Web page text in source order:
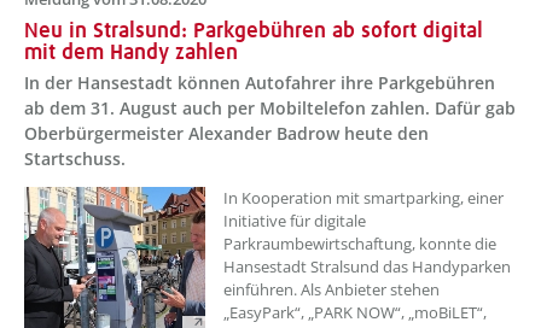
Neu in Stralsund: Parkgebühren ab sofort digital
mit dem Handy zahlen
In der Hansestadt können Autofahrer ihre Parkgebühren
ab dem 31. August auch per Mobiltelefon zahlen. Dafür gab
Oberbürgermeister Alexander Badrow heute den
Startschuss.
In Kooperation mit smartparking, einer
Initiative für digitale
Parkraumbewirtschaftung, konnte die
Hansestadt Stralsund das Handyparken
einführen. Als Anbieter stehen
„EasyPark“, „PARK NOW“, „moBiLET“,